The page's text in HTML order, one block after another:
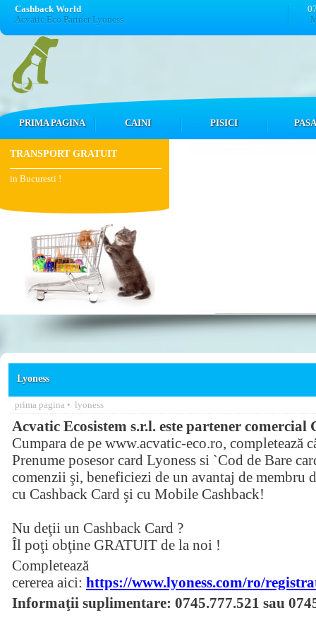
Cashback World
Acvatic Eco Partner Lyoness
PRIMA PAGINA CAINI PISICI
TRANSPORT GRATUIT
in Bucuresti !
Lyoness
prima pagina • lyoness
Acvatic Ecosistem s.r.l. este partener
Cumpara de pe www.acvatic-eco.ro, completează
Prenume posesor card Lyoness si `Cod de Bare
comenzii şi, beneficiezi de un avantaj de membru
cu Cashback Card şi cu Mobile Cashback!
Nu deţii un Cashback Card ?
Îl poţi obţine GRATUIT de la noi !
Completează
cererea aici: https://www.lyoness.com/ro/
Informaţii suplimentare: 0745.777.521 sau